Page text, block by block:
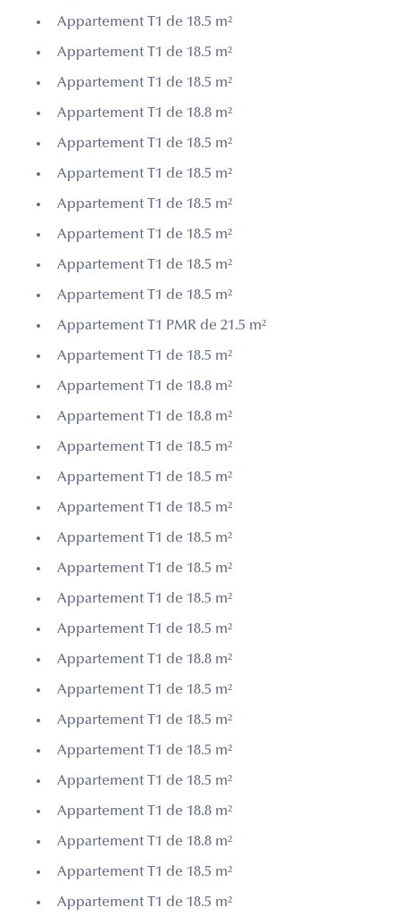
Appartement T1 de 18.5 m²
Appartement T1 de 18.5 m²
Appartement T1 de 18.5 m²
Appartement T1 de 18.8 m²
Appartement T1 de 18.5 m²
Appartement T1 de 18.5 m²
Appartement T1 de 18.5 m²
Appartement T1 de 18.5 m²
Appartement T1 de 18.5 m²
Appartement T1 de 18.5 m²
Appartement T1 PMR de 21.5 m²
Appartement T1 de 18.5 m²
Appartement T1 de 18.8 m²
Appartement T1 de 18.8 m²
Appartement T1 de 18.5 m²
Appartement T1 de 18.5 m²
Appartement T1 de 18.5 m²
Appartement T1 de 18.5 m²
Appartement T1 de 18.5 m²
Appartement T1 de 18.5 m²
Appartement T1 de 18.5 m²
Appartement T1 de 18.8 m²
Appartement T1 de 18.5 m²
Appartement T1 de 18.5 m²
Appartement T1 de 18.5 m²
Appartement T1 de 18.5 m²
Appartement T1 de 18.8 m²
Appartement T1 de 18.8 m²
Appartement T1 de 18.5 m²
Appartement T1 de 18.5 m²